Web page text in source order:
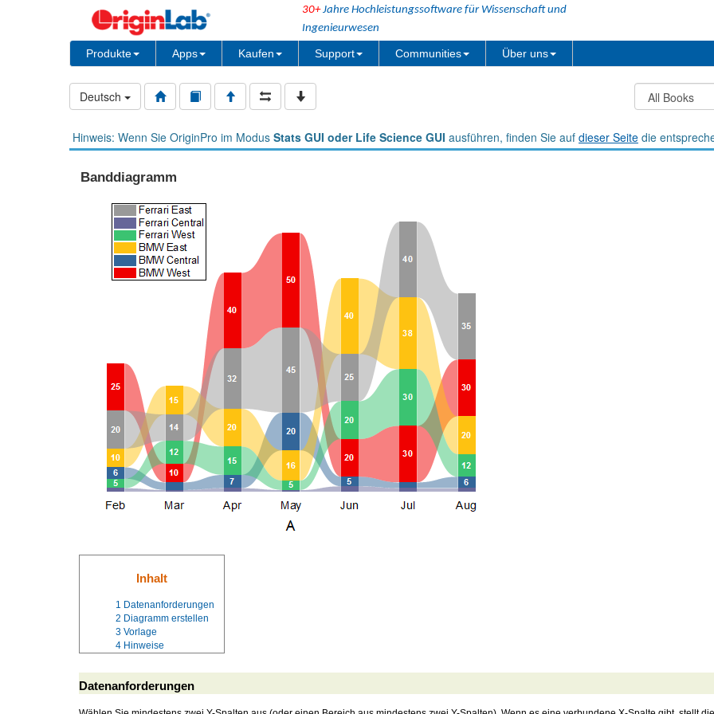
30+Jahre Hochleistungssoftware für Wissenschaft und
Ingenieurwesen
Produkte Apps Kaufen Support Communities Über uns
Deutsch
Hinweis: Wenn Sie OriginPro im Modus Stats GUI oder Life Science GUI ausführen, finden Sie auf dieser Seite die
Banddiagramm
Inhalt
1 Datenanforderungen
2 Diagramm erstellen
3 Vorlage
4 Hinweise
Datenanforderungen